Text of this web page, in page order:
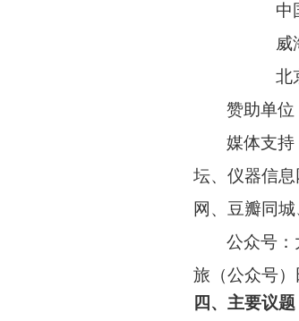
中
威
北
赞助单位
媒体支
坛、仪器信
网、豆瓣同
公众号
旅（公众号）
四、主要议题